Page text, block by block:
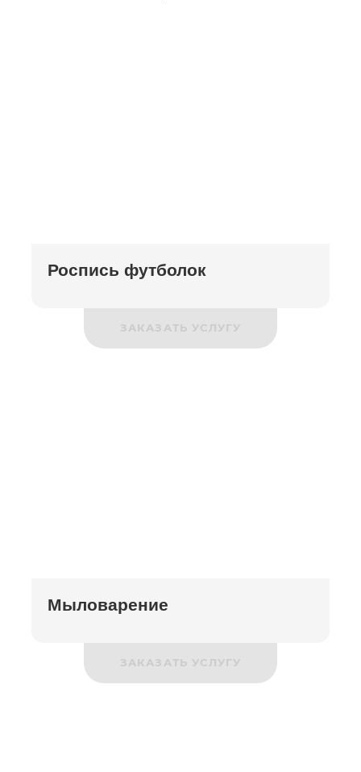
Роспись футболок
ЗАКАЗАТЬ УСЛУГУ
Мыловарение
ЗАКАЗАТЬ УСЛУГУ